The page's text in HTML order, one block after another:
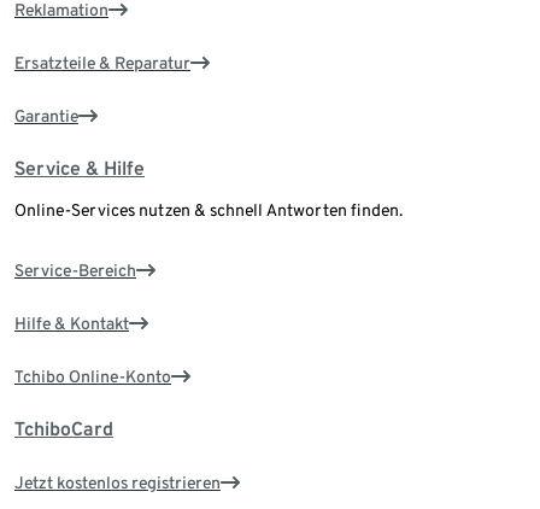
Reklamation
Ersatzteile & Reparatur
Garantie
Service & Hilfe
Online-Services nutzen & schnell Antworten finden.
Service-Bereich
Hilfe & Kontakt
Tchibo Online-Konto
TchiboCard
Jetzt kostenlos registrieren